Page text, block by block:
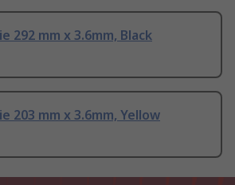
292 mm x 3.6mm, Black
203 mm x 3.6mm, Yellow